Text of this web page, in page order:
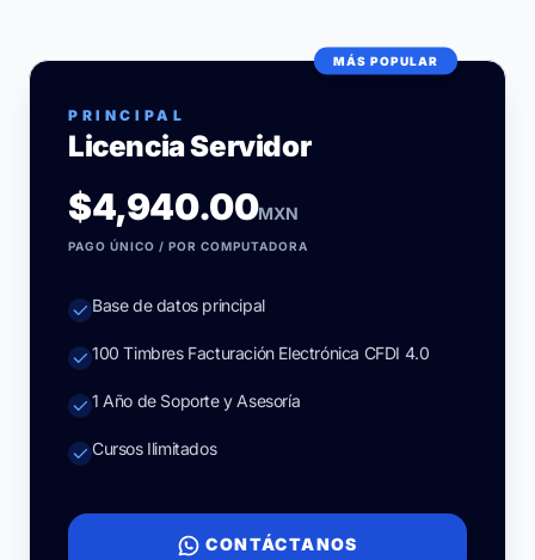
MÁS POPULAR
PRINCIPAL
Licencia Servidor
$4,940.00MXN
PAGO ÚNICO / POR COMPUTADORA
Base de datos principal
100 Timbres Facturación Electrónica CFDI 4.0
1 Año de Soporte y Asesoría
Cursos Ilimitados
CONTÁCTANOS